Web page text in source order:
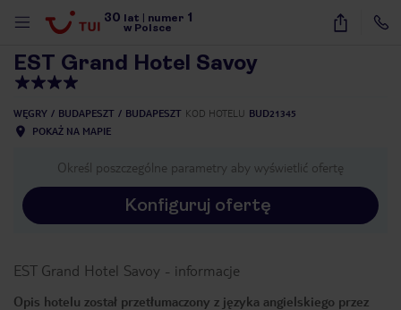
30 lat numer 1
w Polsce
12
EST Grand Hotel Savoy
WĘGRY BUDAPESZT BUDAPESZT KOD HOTELU BUD21345
POKAŻ NA MAPIE
Określ poszczególne parametry aby wyświetlić ofertę
Konfiguruj ofertę
EST Grand Hotel Savoy - informacje
Opis hotelu został przetłumaczony z języka angielskiego przez